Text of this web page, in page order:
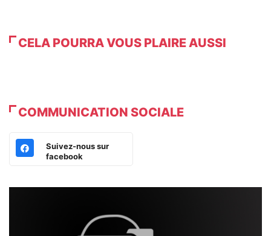
CELA POURRA VOUS PLAIRE AUSSI
COMMUNICATION SOCIALE
Suivez-nous sur
facebook